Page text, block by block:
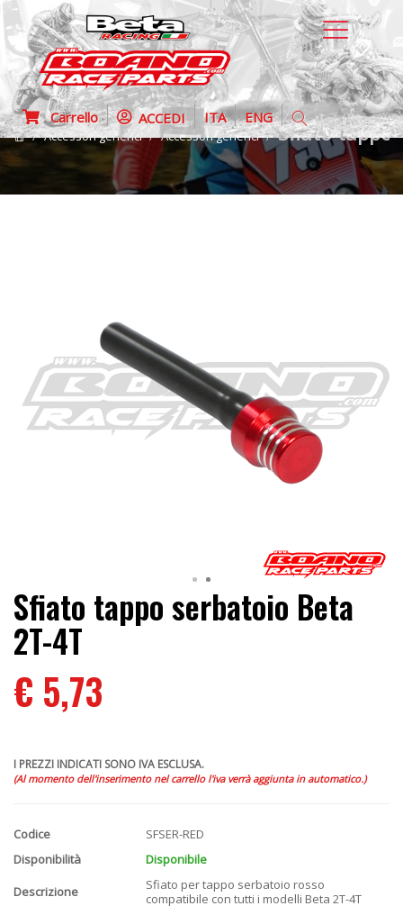
Carrello ACCEDI ITA ENG
Accessori generici Accessori generici Sfiato tappo
Sfiato tappo serbatoio Beta
2T-4T
€ 5,73
I PREZZI INDICATI SONO IVA ESCLUSA.
(Al momento dell'inserimento nel carrello l'iva verrà aggiunta in automatico.)
Codice
SFSER-RED
Disponibilità
Disponibile
Descrizione
Sfiato per tappo serbatoio rosso
compatibile con tutti i modelli Beta 2T-4T